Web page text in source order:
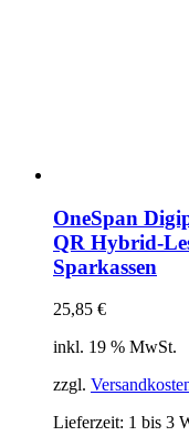
OneSpan
QR Hybrid-
Sparkassen
25,85 €
inkl. 19 % MwSt.
zzgl.
Lieferzeit: 1 bis 3